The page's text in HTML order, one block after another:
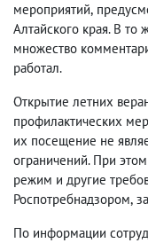
мероприятий,
Алтайского края. В
множество
работал.
Открытие летних
профилактических
их посещение не
ограничений. При
режим и другие
Роспотребнадзором,
По информации